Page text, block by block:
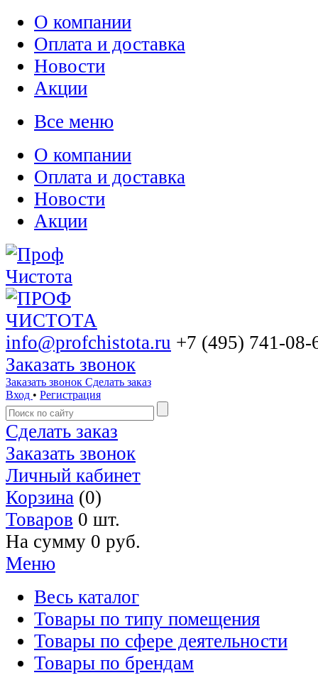
О компании
Оплата и доставка
Новости
Акции
Все меню
О компании
Оплата и доставка
Новости
Акции
info@profchistota.ru +7 (495) 741-08-
Заказать звонок
Заказать звонок Сделать заказ
Вход • Регистрация
Сделать заказ
Заказать звонок
Личный кабинет
Корзина (0)
Товаров 0 шт.
На сумму 0 руб.
Меню
Весь каталог
Товары по типу помещения
Товары по сфере деятельности
Товары по брендам